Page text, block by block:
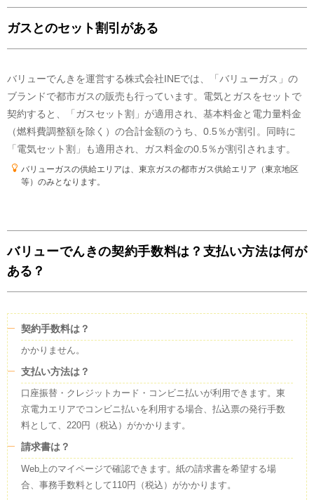
一部で発電所が特定できないものについては、「その他」の取り扱いとして
2024年度のCO2排出係数(調整値)
0.428kg
ガスとのセット割引がある
バリューでんきを運営する株式会社INEでは、「バリューガス」の
ブランドで都市ガスの販売も行っています。電気とガスをセットで
契約すると、「ガスセット割」が適用され、基本料金と電力量料金
（燃料費調整額を除く）の合計金額のうち、0.5％が割引。同時に
「電気セット割」も適用され、ガス料金の0.5％が割引されます。
バリューガスの供給エリアは、東京ガスの都市ガス供給エリア（東京地区
等）のみとなります。
バリューでんきの契約手数料は？支払い方法は何が
ある？
契約手数料は？
かかりません。
支払い方法は？
口座振替・クレジットカード・コンビニ払いが利用できます。東
京電力エリアでコンビニ払いを利用する場合、払込票の発行手数
料として、220円（税込）がかかります。
請求書は？
Web上のマイページで確認できます。紙の請求書を希望する場
合、事務手数料として110円（税込）がかかります。